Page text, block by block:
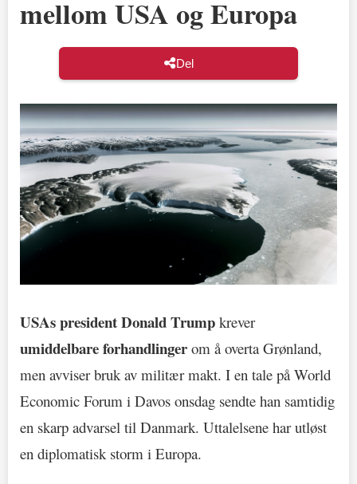
mellom USA og Europa
Del
USAs president Donald Trump krever
umiddelbare forhandlinger om å overta Grønland,
men avviser bruk av militær makt. I en tale på World
Economic Forum i Davos onsdag sendte han samtidig
en skarp advarsel til Danmark. Uttalelsene har utløst
en diplomatisk storm i Europa.